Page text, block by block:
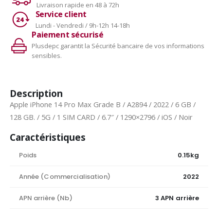
Livraison rapide en 48 à 72h
Service client
Lundi - Vendredi / 9h-12h 14-18h
Paiement sécurisé
Plusdepc garantit la Sécurité bancaire de vos informations
sensibles.
Description
Apple iPhone 14 Pro Max Grade B / A2894 / 2022 / 6 GB /
128 GB. / 5G / 1 SIM CARD / 6.7″ / 1290×2796 / iOS / Noir
Caractéristiques
Poids 0.15kg
Année (Commercialisation) 2022
APN arrière (Nb) 3 APN arrière